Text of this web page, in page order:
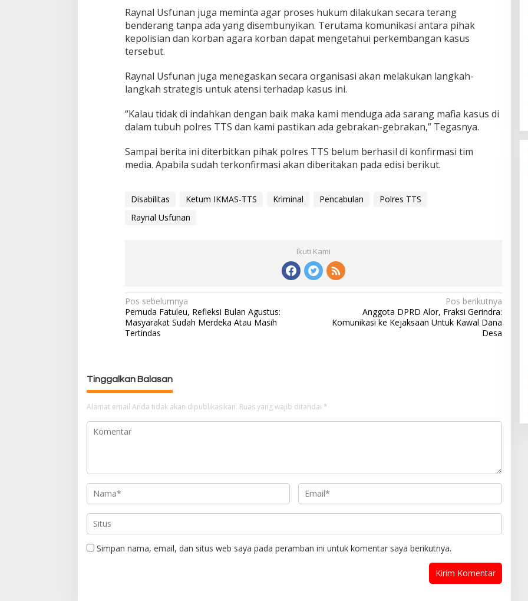
Raynal Usfunan juga meminta agar proses hukum dilakukan secara terang
benderang tanpa ada yang disembunyikan. Terutama komunikasi antara pihak
kepolisian dan korban agara korban dapat mengetahui perkembangan kasus
tersebut.
Raynal Usfunan juga menegaskan secara organisasi akan melakukan langkah-
langkah strategis untuk atensi terhadap kasus ini.
“Kalau tidak di indahkan dengan baik maka kami menduga ada sarang mafia kasus di
dalam tubuh polres TTS dan kami pastikan ada gebrakan-gebrakan,” Tegasnya.
Sampai berita ini diterbitkan pihak polres TTS belum berhasil di konfirmasi tim
media. Apabila sudah terkonfirmasi akan diberitakan pada edisi berikut.
Disabilitas Ketum IKMAS-TTS Kriminal Pencabulan
Polres TTS
Raynal Usfunan
Ikuti Kami
N
a
v
s
i
p
o
s
Pos sebelumnya
Pemuda Fatuleu, Refleksi Bulan Agustus:
Masyarakat Sudah Merdeka Atau Masih
Tertindas
Pos berikutnya
Anggota DPRD Alor, Fraksi Gerindra:
Komunikasi ke Kejaksaan Untuk Kawal Dana
Desa
Tinggalkan Balasan
Alamat email Anda tidak akan dipublikasikan. Ruas yang wajib ditandai *
Simpan nama, email, dan situs web saya pada peramban ini untuk komentar saya berikutnya.